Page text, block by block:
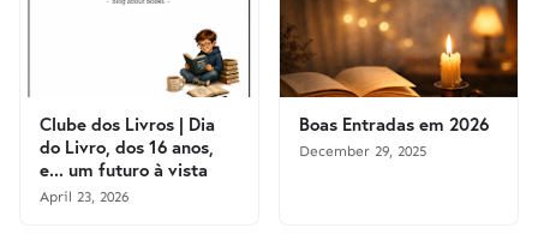
Clube dos Livros | Dia
do Livro, dos 16 anos,
e... um futuro à vista
April 23, 2026
Boas Entradas em 2026
December 29, 2025